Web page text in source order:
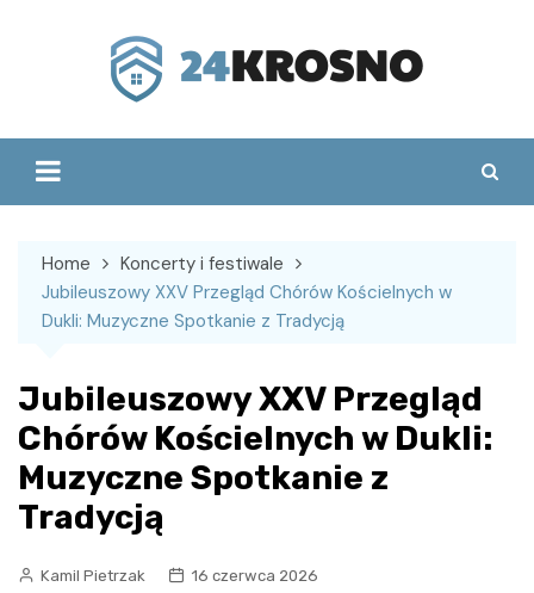
Home
Koncerty i festiwale
Jubileuszowy XXV Przegląd Chórów Kościelnych w
Dukli: Muzyczne Spotkanie z Tradycją
Jubileuszowy XXV Przegląd
Chórów Kościelnych w Dukli:
Muzyczne Spotkanie z
Tradycją
Kamil Pietrzak
16 czerwca 2026